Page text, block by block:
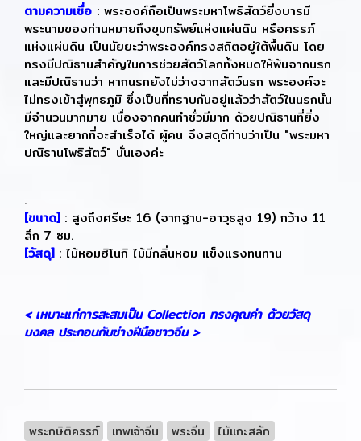
ตามความเชื่อ : พระองค์ถือเป็นพระมหาโพธิสัตว์ยิ่งบารมี
พระนามของท่านหมายถึงขุมทรัพย์แห่งแผ่นดิน หรือครรภ์
แห่งแผ่นดิน เป็นนัยยะว่าพระองค์ทรงสถิตอยู่ใต้พื้นดิน โดย
ทรงมีปณิธานสำคัญในการช่วยสัตว์โลกทั้งหมดให้พ้นจากนรก
และมีปณิธานว่า หากนรกยังไม่ว่างจากสัตว์นรก พระองค์จะ
ไม่ทรงเข้าสู่พุทธภูมิ ซึ่งเป็นที่ทราบกันอยู่แล้วว่าสัตว์ในนรกนั้น
มีจำนวนมากมาย เนื่องจากคนทำชั่วมีมาก ด้วยปณิธานที่ยิ่ง
ใหญ่และยากที่จะสำเร็จได้ ผู้คน จึงสดุดีท่านว่าเป็น "พระมหา
ปณิธานโพธิสัตว์" นั่นเองค่ะ
.
[ขนาด] : สูงถึงศรีษะ 16 (จากฐาน-อาวุธสูง 19) กว้าง 11
ลึก 7 ซม.
[วัสดุ]: ไม้หอมฮิโนกิ ไม้มีกลิ่นหอม แข็งแรงทนทาน
< เหมาะแก่การสะสมเป็น Collection ทรงคุณค่า ด้วยวัสดุ
มงคล ประกอบกับช่างฝีมือชาวจีน >
พระกษิติครรภ์ เทพเจ้าจีน พระจีน
ไม้แกะสลัก